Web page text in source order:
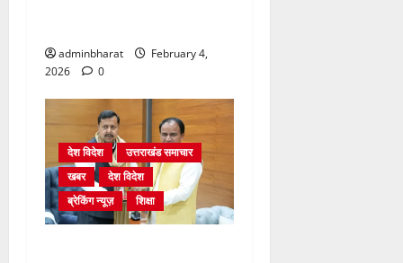
adminbharat
February 4,
2026
0
देश विदेश
उत्तराखंड समाचार
खबर
देश विदेश
ब्रेकिंग न्यूज़
शिक्षा